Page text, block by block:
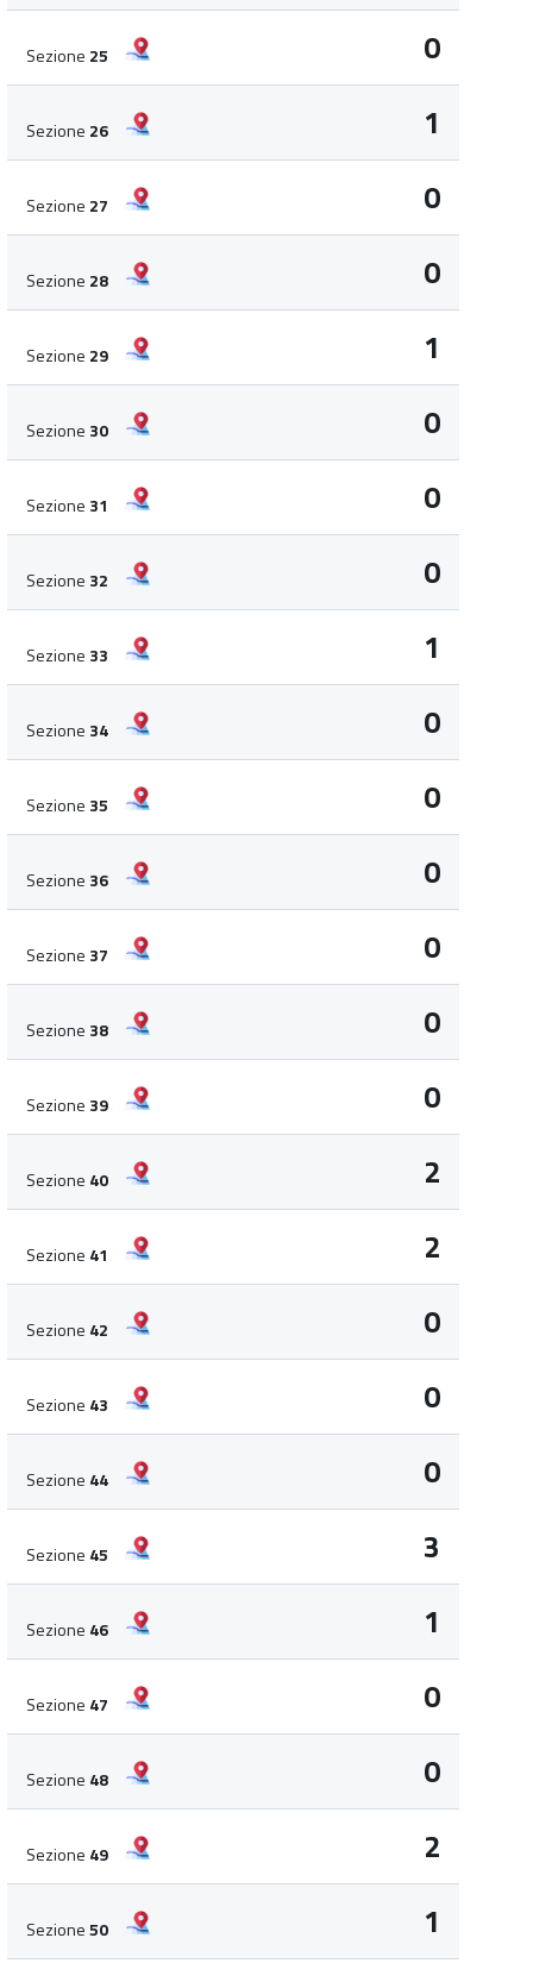
Sezione 25 0
Sezione 26 1
Sezione 27 0
Sezione 28 0
Sezione 29 1
Sezione 30 0
Sezione 31 0
Sezione 32 0
Sezione 33 1
Sezione 34 0
Sezione 35 0
Sezione 36 0
Sezione 37 0
Sezione 38 0
Sezione 39 0
Sezione 40 2
Sezione 41 2
Sezione 42 0
Sezione 43 0
Sezione 44 0
Sezione 45 3
Sezione 46 1
Sezione 47 0
Sezione 48 0
Sezione 49 2
Sezione50 1